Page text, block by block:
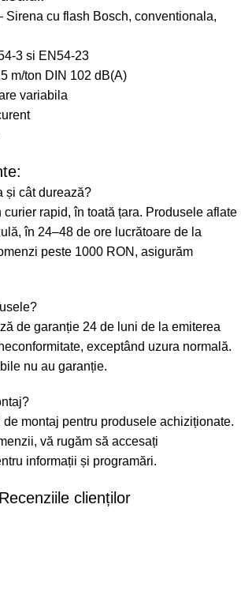
Sirena cu flash Bosch, conventionala,
3 si EN54-23
m/ton DIN 102 dB(A)
variabila
și cât durează?
curier rapid, în toată țara. Produsele aflate
în 24–48 de ore lucrătoare de la
peste 1000 RON, asigurăm
de garanție 24 de luni de la emiterea
exceptând uzura normală.
nu au garanție.
de montaj pentru produsele achiziționate.
vă rugăm să accesați
informații și programări.
Recenziile clienților